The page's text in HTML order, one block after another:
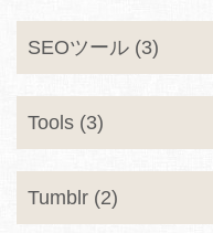
SEOツール (3)
Tools (3)
Tumblr (2)